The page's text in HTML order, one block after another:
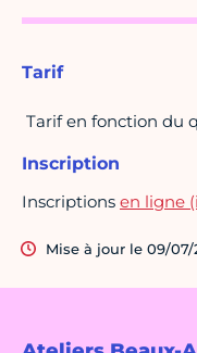
Tarif
Tarif en fonction du
Inscription
Inscriptions en ligne
Mise à jour le 09/07/